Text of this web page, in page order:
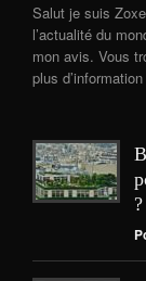
Salut je suis
l’actualité du
mon avis. Vous
plus
?